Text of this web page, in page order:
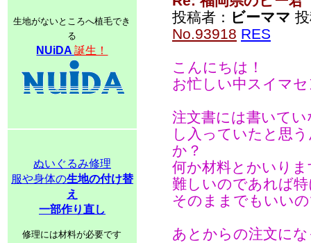
生地がないところへ植毛でき
る
NUiDA誕生！
ぬいぐるみ修理
服や身体の生地の付け替
え
一部作り直し
修理には材料が必要です
投稿者： ビーママ
No.93918 RES
こんにちは！
お忙しい中スイマ
注文書には書いて
し入っていたと思
か？
何か材料とかいり
難しいのであれば
そのままでもいい
あとからの注文に